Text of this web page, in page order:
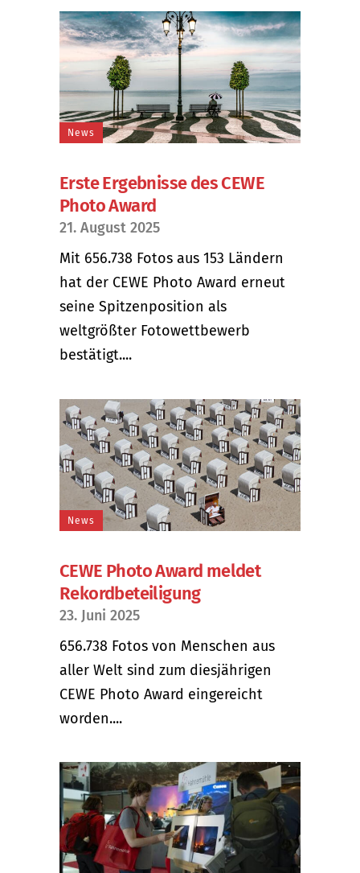
News
Erste Ergebnisse des CEWE
Photo Award
21. August 2025
Mit 656.738 Fotos aus 153 Ländern
hat der CEWE Photo Award erneut
seine Spitzenposition als
weltgrößter Fotowettbewerb
bestätigt....
News
CEWE Photo Award meldet
Rekordbeteiligung
23. Juni 2025
656.738 Fotos von Menschen aus
aller Welt sind zum diesjährigen
CEWE Photo Award eingereicht
worden....